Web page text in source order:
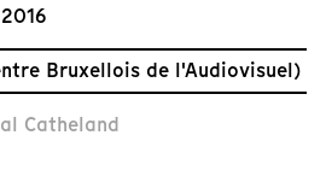
Bruxellois de l'Audiovisuel)
Catheland